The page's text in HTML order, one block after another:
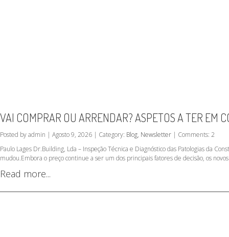
VAI COMPRAR OU ARRENDAR? ASPETOS A TER EM
Posted by admin | Agosto 9, 2026 | Category: Blog, Newsletter | Comments: 2
Paulo Lages Dr.Building, Lda – Inspeção Técnica e Diagnóstico das Patologias da
mudou.Embora o preço continue a ser um dos principais fatores de decisão, os
Read more...